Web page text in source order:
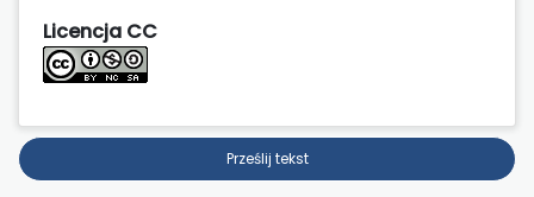
Licencja CC
Prześlij tekst